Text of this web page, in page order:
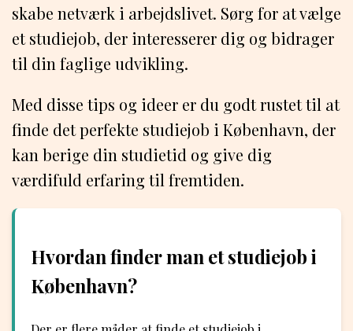
skabe netværk i arbejdslivet. Sørg for at vælge
et studiejob, der interesserer dig og bidrager
til din faglige udvikling.
Med disse tips og ideer er du godt rustet til at
finde det perfekte studiejob i København, der
kan berige din studietid og give dig
værdifuld erfaring til fremtiden.
Hvordan finder man et studiejob i
København?